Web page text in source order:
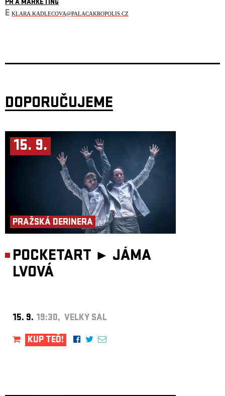
PR A MARKETING
E KLARA.KADLECOVA@PALACAKROPOLIS.CZ
DOPORUČUJEME
15. 9.
PRAŽSKÁ DERINERA
POCKETART ► JÁMA
LVOVÁ
15. 9. 19:30, VELKÝ SÁL
KUP TEĎ!